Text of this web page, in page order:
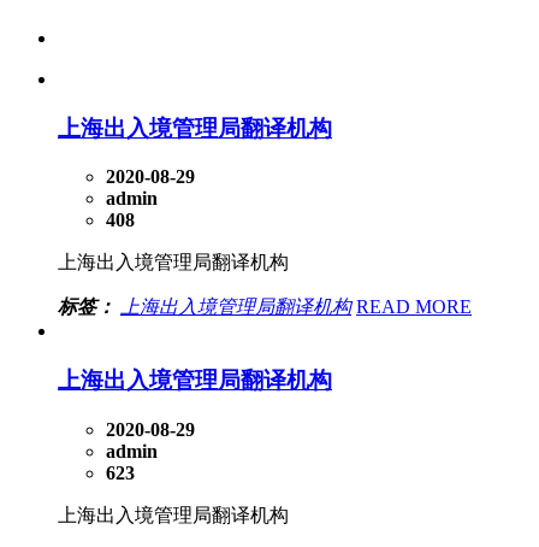
上海出入境管理局翻译机构
2020-08-29
admin
408
上海出入境管理局翻译机构
标签： 上海出入境管理局翻译机构 READ MORE
上海出入境管理局翻译机构
2020-08-29
admin
623
上海出入境管理局翻译机构